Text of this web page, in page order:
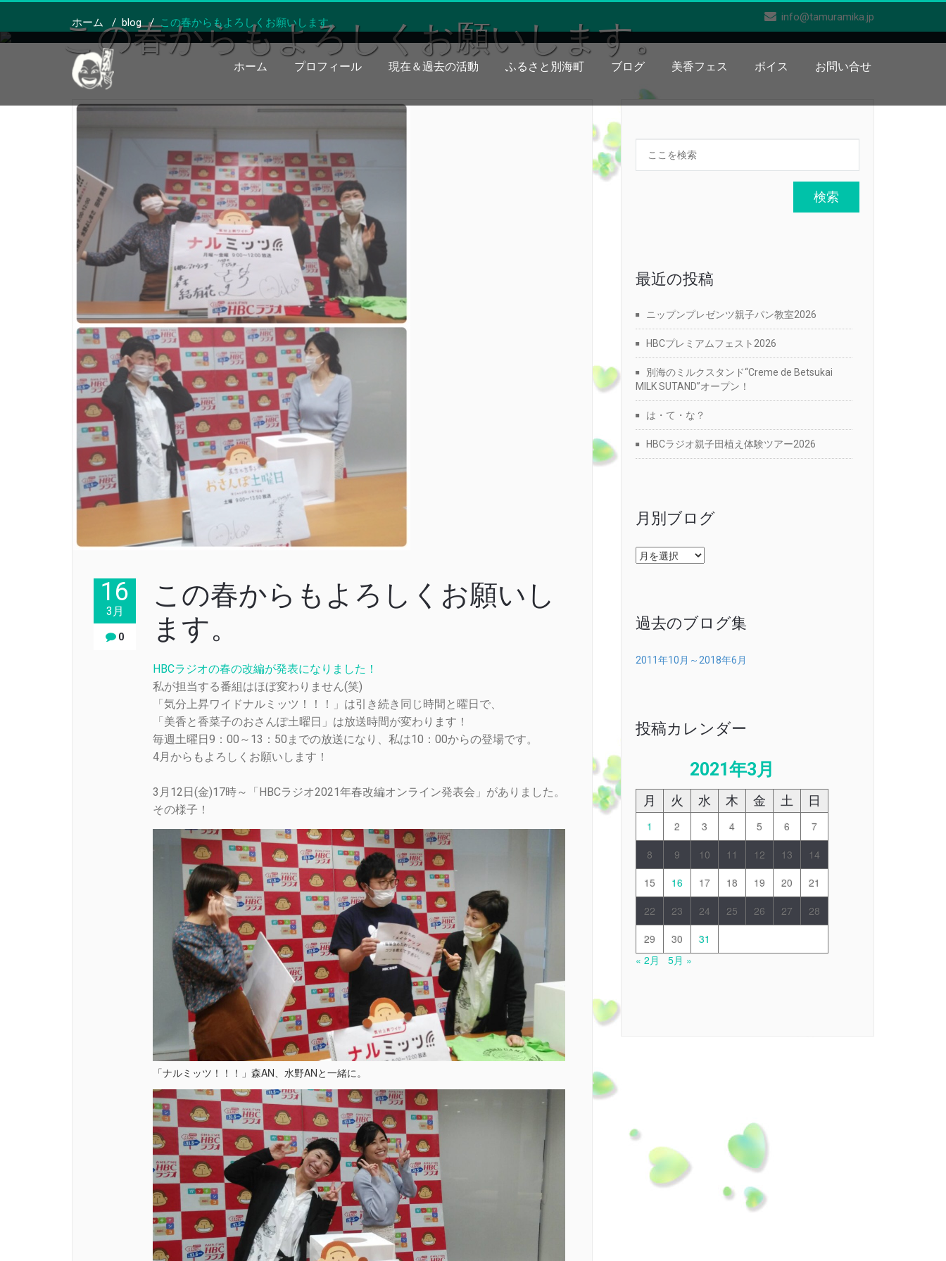
info@tamuramika.jp
ホーム プロフィール 現在＆過去の活動 ふるさと別海町 ブログ 美香フェス ボイス お問い合せ
この春からもよろしくお願いします。
ホーム / blog/この春からもよろしくお願いします。
16
3月
0
この春からもよろしくお願いし
ます。
HBCラジオの春の改編が発表になりました！
私が担当する番組はほぼ変わりません(笑)
「気分上昇ワイドナルミッツ！！！」は引き続き同じ時間と曜日で、
「美香と香菜子のおさんぽ土曜日」は放送時間が変わります！
毎週土曜日9：00～13：50までの放送になり、私は10：00からの登場です。
4月からもよろしくお願いします！
3月12日(金)17時～「HBCラジオ2021年春改編オンライン発表会」がありました。
その様子！
「ナルミッツ！！！」森AN、水野ANと一緒に。
最近の投稿
ニップンプレゼンツ親子パン教室2026
HBCプレミアムフェスト2026
別海のミルクスタンド“Creme de Betsukai
MILK SUTAND”オープン！
は・て・な？
HBCラジオ親子田植え体験ツアー2026
月別ブログ
月
別
過去のブログ集
2011年10月～2018年6月
投稿カレンダー
2021年3月
月 火 水 木 金 土 日
1 2 3 4 5 6
7
8
9 10 11 12 13
14
15
16 17 18 19 20
21
22
23 24 25 26 27
28
29
30
31
« 2月
5月 »